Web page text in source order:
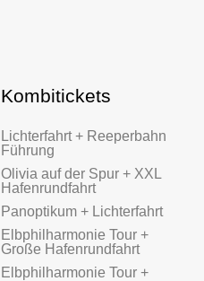
Kombitickets
Lichterfahrt + Reeperbahn
Führung
Olivia auf der Spur + XXL
Hafenrundfahrt
Panoptikum + Lichterfahrt
Elbphilharmonie Tour +
Große Hafenrundfahrt
Elbphilharmonie Tour +